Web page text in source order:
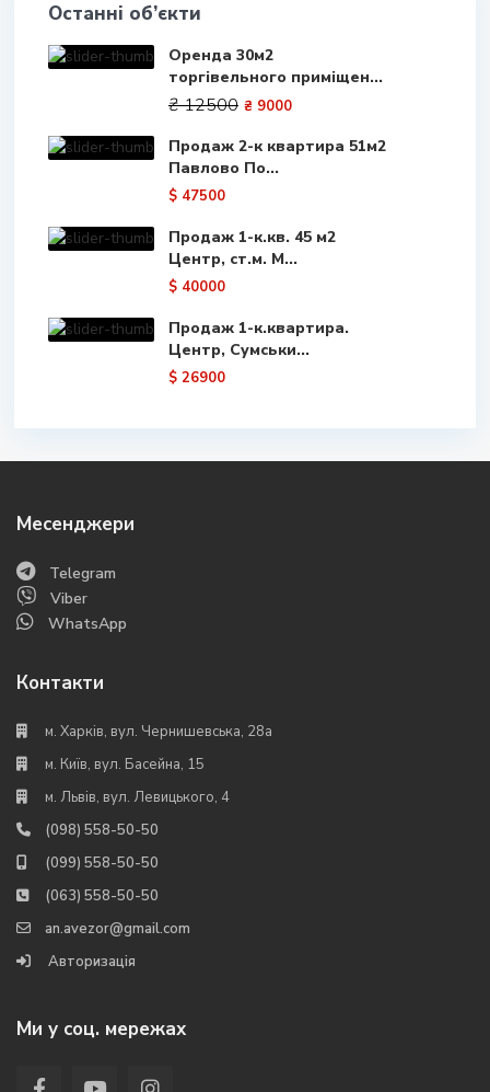
Останні об’єкти
Оренда 30м2
торгівельного приміщен...
₴ 12500 ₴ 9000
Продаж 2-к квартира 51м2
Павлово По...
$ 47500
Продаж 1-к.кв. 45 м2
Центр, ст.м. М...
$ 40000
Продаж 1-к.квартира.
Центр, Сумськи...
$ 26900
Месенджери
Telegram
Viber
WhatsApp
Контакти
м. Харків, вул. Чернишевська, 28а
м. Київ, вул. Басейна, 15
м. Львів, вул. Левицького, 4
(098) 558-50-50
(099) 558-50-50
(063) 558-50-50
an.avezor@gmail.com
Авторизація
Ми у соц. мережах